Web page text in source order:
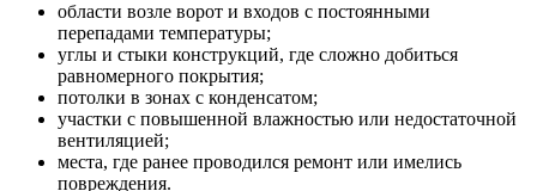
области возле ворот и входов с постоянными
перепадами температуры;
углы и стыки конструкций, где сложно добиться
равномерного покрытия;
потолки в зонах с конденсатом;
участки с повышенной влажностью или недостаточной
вентиляцией;
места, где ранее проводился ремонт или имелись
повреждения.